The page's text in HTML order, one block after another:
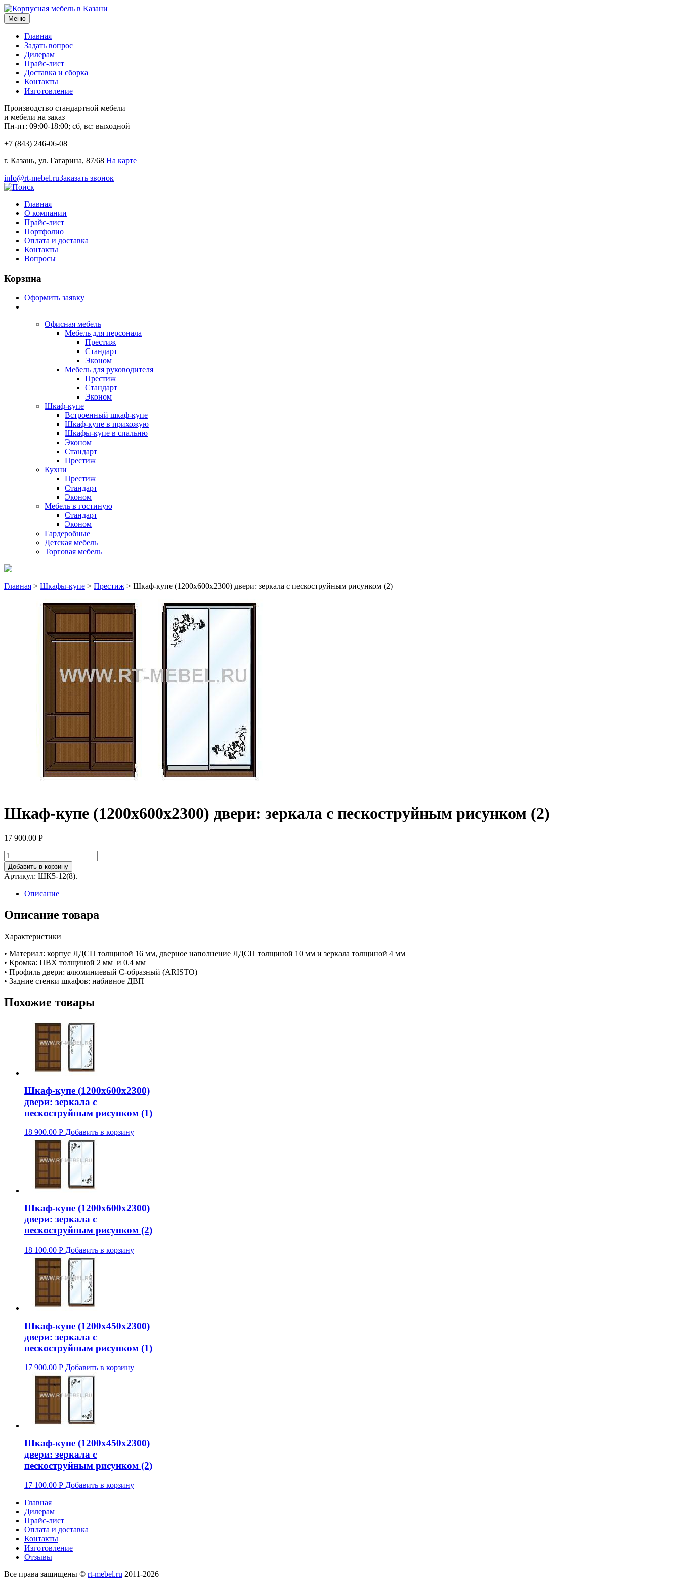
Меню
Главная
Задать вопрос
Дилерам
Прайс-лист
Доставка и сборка
Контакты
Изготовление
Производство стандартной мебели
и мебели на заказ
Пн-пт: 09:00-18:00; сб, вс: выходной
+7 (843) 246-06-08
г. Казань, ул. Гагарина, 87/68 На карте
info@rt-mebel.ruЗаказать звонок
Главная
О компании
Прайс-лист
Портфолио
Оплата и доставка
Контакты
Вопросы
Корзина
Оформить заявку
Офисная мебель
Мебель для персонала
Престиж
Стандарт
Эконом
Мебель для руководителя
Престиж
Стандарт
Эконом
Шкаф-купе
Встроенный шкаф-купе
Шкаф-купе в прихожую
Шкафы-купе в спальню
Эконом
Стандарт
Престиж
Кухни
Престиж
Стандарт
Эконом
Мебель в гостиную
Стандарт
Эконом
Гардеробные
Детская мебель
Торговая мебель
Главная > Шкафы-купе > Престиж > Шкаф-купе (1200х600х2300) двери: зеркала с пескоструйным рисунком (2)
Шкаф-купе (1200х600х2300) двери: зеркала с пескоструйным рисунком (2)
17 900.00 Р
Добавить в корзину
Артикул: ШК5-12(8).
Описание
Описание товара
Характеристики
• Материал: корпус ЛДСП толщиной 16 мм, дверное наполнение ЛДСП толщиной 10 мм и зеркала толщиной 4 мм
• Кромка: ПВХ толщиной 2 мм и 0.4 мм
• Профиль двери: алюминиевый С-образный (ARISTO)
• Задние стенки шкафов: набивное ДВП
Похожие товары
Шкаф-купе (1200х600х2300)
двери: зеркала с
пескоструйным рисунком (1)
18 900.00 Р Добавить в корзину
Шкаф-купе (1200х600х2300)
двери: зеркала с
пескоструйным рисунком (2)
18 100.00 Р Добавить в корзину
Шкаф-купе (1200х450х2300)
двери: зеркала с
пескоструйным рисунком (1)
17 900.00 Р Добавить в корзину
Шкаф-купе (1200х450х2300)
двери: зеркала с
пескоструйным рисунком (2)
17 100.00 Р Добавить в корзину
Главная
Дилерам
Прайс-лист
Оплата и доставка
Контакты
Изготовление
Отзывы
Все права защищены © rt-mebel.ru 2011-2026